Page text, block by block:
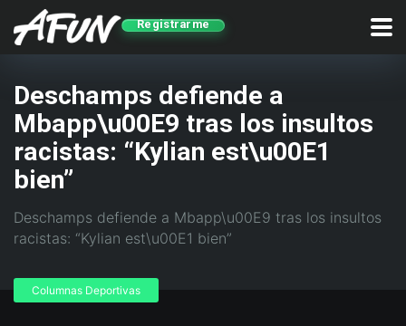
Registrarme
Deschamps defiende a
Mbapp\u00E9 tras los insultos
racistas: “Kylian est\u00E1
bien”
Deschamps defiende a Mbapp\u00E9 tras los insultos
racistas: “Kylian est\u00E1 bien”
Columnas Deportivas